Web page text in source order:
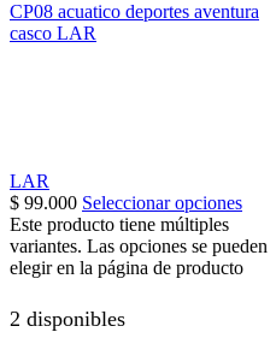
CP08 acuatico deportes aventura
casco LAR
LAR
$ 99.000 Seleccionar opciones
Este producto tiene múltiples
variantes. Las opciones se pueden
elegir en la página de producto
2 disponibles